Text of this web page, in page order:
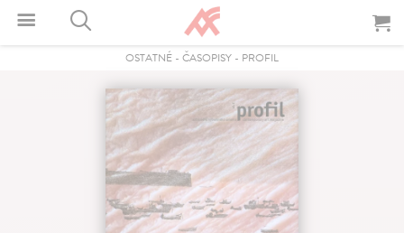
OSTATNÉ - ČASOPISY - PROFIL